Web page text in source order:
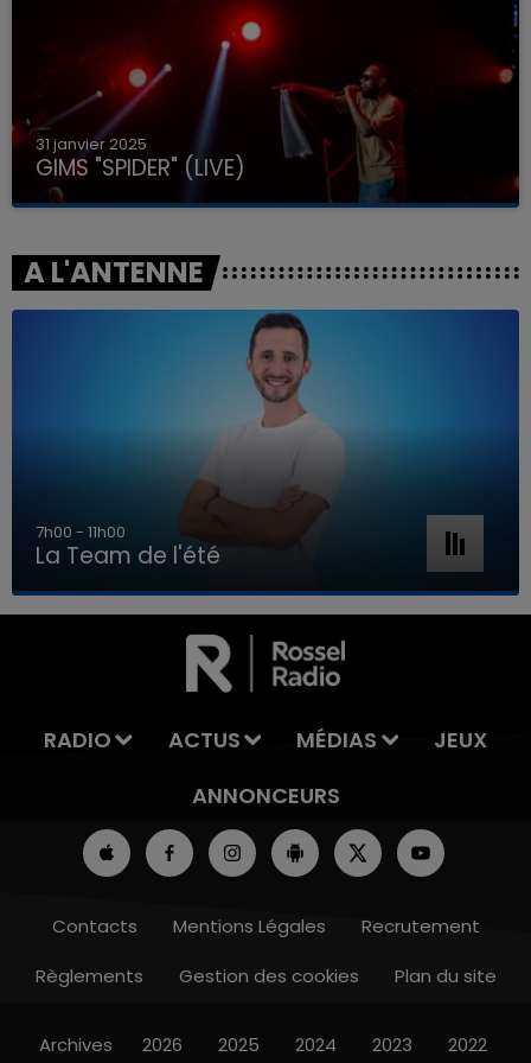
LA TEAM DE L'ÉTÉ
31 janvier 2025
GIMS "SPIDER" (LIVE)
A L'ANTENNE
7h00 - 11h00
La Team de l'été
RADIO ACTUS MÉDIAS
JEUX
ANNONCEURS
Contacts Mentions Légales
Recrutement
Règlements
Gestion des cookies Plan du site
Archives 2026 2025 2024 2023 2022